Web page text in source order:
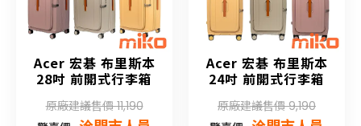
Acer 宏碁 布里斯本
28吋 前開式行李箱
原廠建議售價 11,190
Acer 宏碁 布里斯本
24吋 前開式行李箱
原廠建議售價 9,190